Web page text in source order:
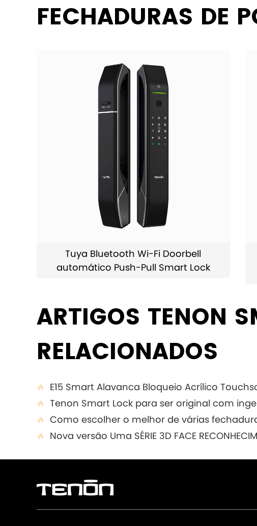
FECHADURAS DE
Tuya Bluetooth Wi-Fi Doorbell
automático Push-Pull Smart Lock
ARTIGOS TENON
RELACIONADOS
 E15 Smart Alavanca Bloqueio Acrílico
 Tenon Smart Lock para ser original com
 Como escolher o melhor de várias
 Nova versão Uma SÉRIE 3D FACE